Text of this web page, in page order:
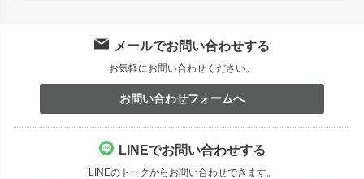
メールでお問い合わせする
お気軽にお問い合わせください。
お問い合わせフォームへ
LINEでお問い合わせする
LINEのトークからお問い合わせできます。